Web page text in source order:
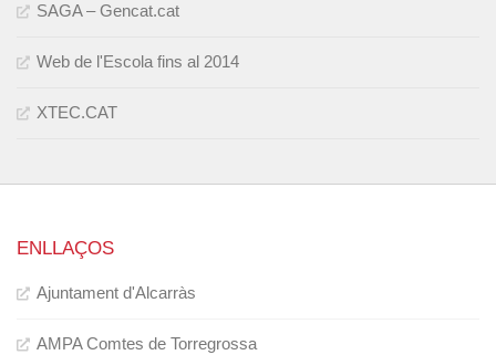
SAGA – Gencat.cat
Web de l'Escola fins al 2014
XTEC.CAT
ENLLAÇOS
Ajuntament d'Alcarràs
AMPA Comtes de Torregrossa